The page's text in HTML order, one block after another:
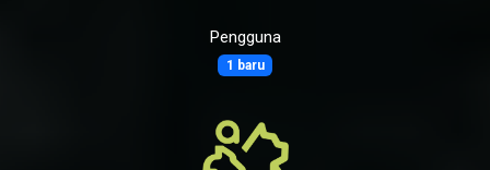
Pengguna
1 baru